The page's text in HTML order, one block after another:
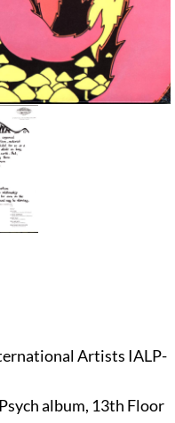
Artists IALP-
album, 13th Floor